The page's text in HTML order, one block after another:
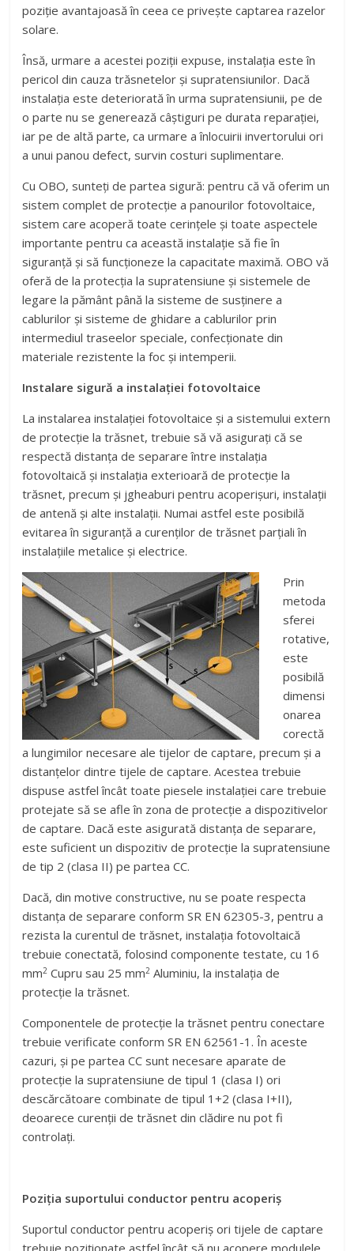
poziție avantajoasă în ceea ce privește captarea razelor
solare.
Însă, urmare a acestei poziții expuse, instalația este în
pericol din cauza trăsnetelor și supratensiunilor. Dacă
instalația este deteriorată în urma supratensiunii, pe de
o parte nu se generează câștiguri pe durata reparației,
iar pe de altă parte, ca urmare a înlocuirii invertorului ori
a unui panou defect, survin costuri suplimentare.
Cu OBO, sunteți de partea sigură: pentru că vă oferim un
sistem complet de protecție a panourilor fotovoltaice,
sistem care acoperă toate cerințele și toate aspectele
importante pentru ca această instalație să fie în
siguranță și să funcționeze la capacitate maximă. OBO vă
oferă de la protecția la supratensiune și sistemele de
legare la pământ până la sisteme de susținere a
cablurilor și sisteme de ghidare a cablurilor prin
intermediul traseelor speciale, confecționate din
materiale rezistente la foc și intemperii.
Instalare sigură a instalației fotovoltaice
La instalarea instalației fotovoltaice și a sistemului extern
de protecție la trăsnet, trebuie să vă asigurați că se
respectă distanța de separare între instalația
fotovoltaică și instalația exterioară de protecție la
trăsnet, precum și jgheaburi pentru acoperișuri, instalații
de antenă și alte instalații. Numai astfel este posibilă
evitarea în siguranță a curenților de trăsnet parțiali în
instalațiile metalice și electrice.
Prin
metoda
sferei
rotative,
este
posibilă
dimensi
onarea
corectă
a lungimilor necesare ale tijelor de captare, precum și a
distanțelor dintre tijele de captare. Acestea trebuie
dispuse astfel încât toate piesele instalației care trebuie
protejate să se afle în zona de protecție a dispozitivelor
de captare. Dacă este asigurată distanța de separare,
este suficient un dispozitiv de protecție la supratensiune
de tip 2 (clasa II) pe partea CC.
Dacă, din motive constructive, nu se poate respecta
distanța de separare conform SR EN 62305-3, pentru a
rezista la curentul de trăsnet, instalația fotovoltaică
trebuie conectată, folosind componente testate, cu 16
mm2 Cupru sau 25 mm2 Aluminiu, la instalația de
protecție la trăsnet.
Componentele de protecție la trăsnet pentru conectare
trebuie verificate conform SR EN 62561-1. În aceste
cazuri, și pe partea CC sunt necesare aparate de
protecție la supratensiune de tipul 1 (clasa I) ori
descărcătoare combinate de tipul 1+2 (clasa I+II),
deoarece curenții de trăsnet din clădire nu pot fi
controlați.
Poziția suportului conductor pentru acoperiș
Suportul conductor pentru acoperiș ori tijele de captare
trebuie poziționate astfel încât să nu acopere modulele